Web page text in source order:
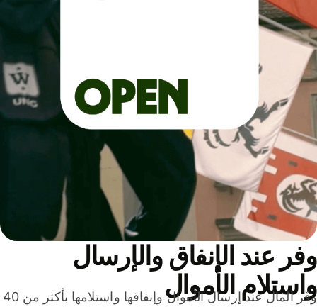
عند الإنفاق والإرسال
الأموال
وفّر المال عند إرسال الأموال وإنفاقها واستلامها بأكثر من 40